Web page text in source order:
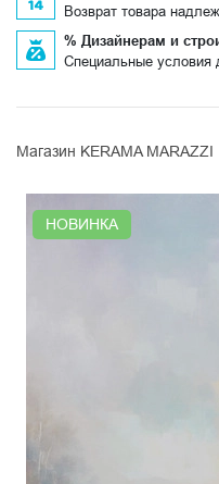
Возврат товара
% Дизайнерам и
Специальные условия
Магазин KERAMA MARAZZI
НОВИНКА